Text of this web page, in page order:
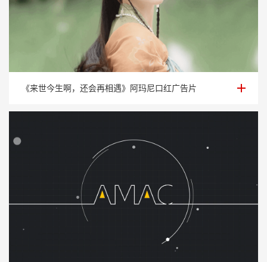
《来世今生啊，还会再相遇》阿玛尼口红广告片
《来世今生啊，还会再相遇》阿玛尼口红广告片